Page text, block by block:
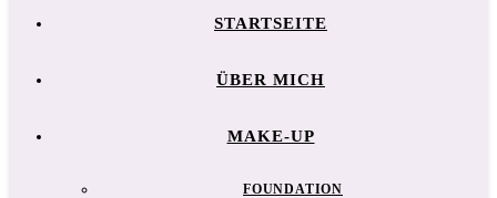
STARTSEITE
ÜBER MICH
MAKE-UP
FOUNDATION